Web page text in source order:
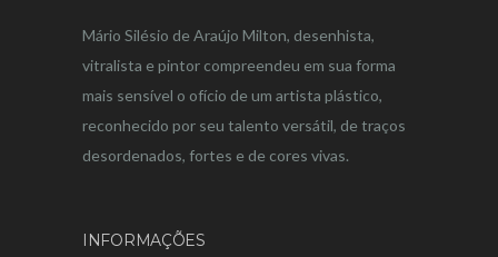
Mário Silésio de Araújo Milton, desenhista,
vitralista e pintor compreendeu em sua forma
mais sensível o ofício de um artista plástico,
reconhecido por seu talento versátil, de traços
desordenados, fortes e de cores vivas.
INFORMAÇÕES